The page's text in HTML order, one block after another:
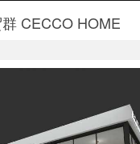
CECCO HOME